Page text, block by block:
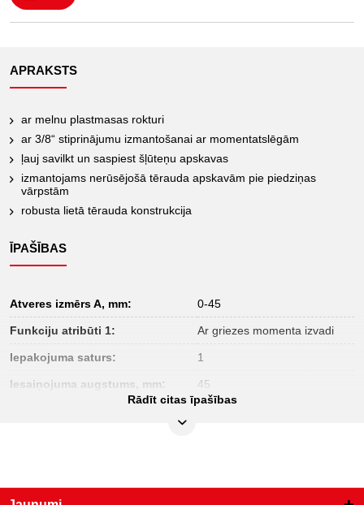
APRAKSTS
ar melnu plastmasas rokturi
ar 3/8“ stiprinājumu izmantošanai ar momentatslēgām
ļauj savilkt un saspiest šļūteņu apskavas
izmantojams nerūsējošā tērauda apskavām pie piedziņas
vārpstām
robusta lietā tērauda konstrukcija
ĪPAŠĪBAS
Atveres izmērs A, mm: 0-45
Funkciju atribūti 1: Ar griezes momenta izvadi
Iepakojuma saturs: 1
Iesaiņojuma augstums, mm: 45
Pielietojuma joma - vispārīga: šļūteņu savienojumiem
Rādīt citas īpašības